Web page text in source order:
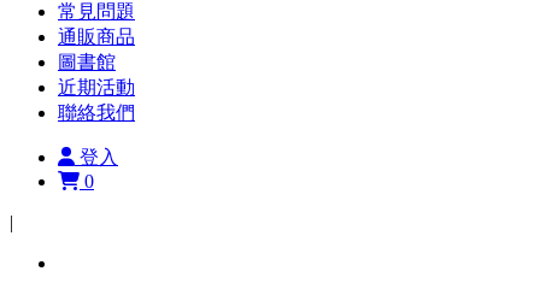
常見問題
通販商品
圖書館
近期活動
聯絡我們
登入
0
|